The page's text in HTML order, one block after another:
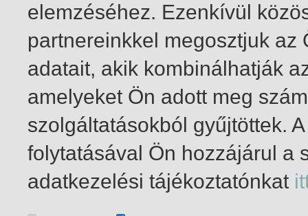
1-3 / insgesamt 3 Treffer
elemzéséhez. Ezenkívül
partnereinkkel megosztjuk
adatait, akik kombinálhatják
amelyeket Ön adott meg
szolgáltatásokból gyűjtöttek.
folytatásával Ön hozzájárul a
adatkezelési tájékoztatónkat